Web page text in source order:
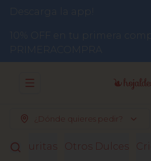
Descarga la app!
10% OFF en tu primera
PRIMERACOMPRA
Abrir menu de navegación
¿Dónde quieres pedir?
Facturitas Otros Dulces